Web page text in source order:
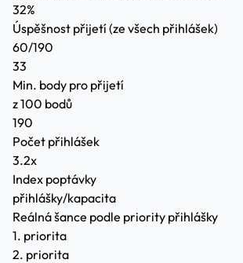
32%
Úspěšnost přijetí(ze všech přihlášek)
60/190
33
Min. body pro přijetí
z 100 bodů
190
Počet přihlášek
3.2x
Index poptávky
přihlášky/kapacita
Reálná šance podle priority přihlášky
1. priorita
2. priorita